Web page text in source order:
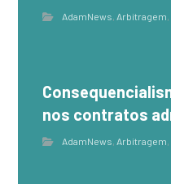
AdamNews, Arbitragem,
nos contratos
AdamNews, Arbitragem,